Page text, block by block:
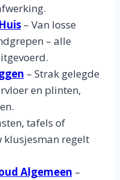
– Van losse
– alle
– Strak gelegde
en plinten,
tafels of
klusjesman regelt
Algemeen –